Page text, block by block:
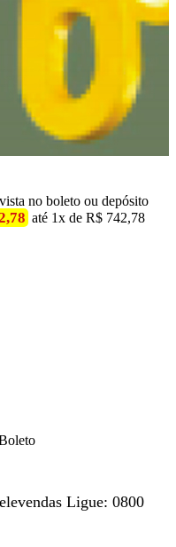
no boleto ou depósito
até 1x de R$ 742,78
Ligue: 0800